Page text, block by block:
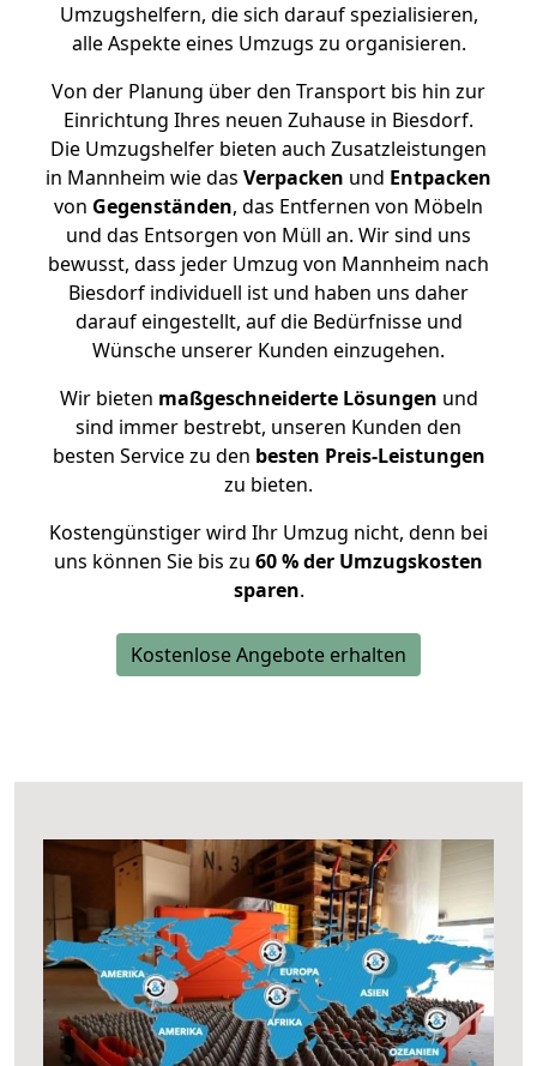
Umzugshelfern, die sich darauf spezialisieren,
alle Aspekte eines Umzugs zu organisieren.
Von der Planung über den Transport bis hin zur
Einrichtung Ihres neuen Zuhause in Biesdorf.
Die Umzugshelfer bieten auch Zusatzleistungen
in Mannheim wie das Verpacken und Entpacken
von Gegenständen, das Entfernen von Möbeln
und das Entsorgen von Müll an. Wir sind uns
bewusst, dass jeder Umzug von Mannheim nach
Biesdorf individuell ist und haben uns daher
darauf eingestellt, auf die Bedürfnisse und
Wünsche unserer Kunden einzugehen.
Wir bieten maßgeschneiderte Lösungen und
sind immer bestrebt, unseren Kunden den
besten Service zu den besten Preis-Leistungen
zu bieten.
Kostengünstiger wird Ihr Umzug nicht, denn bei
uns können Sie bis zu 60 % der Umzugskosten
sparen.
Kostenlose Angebote erhalten